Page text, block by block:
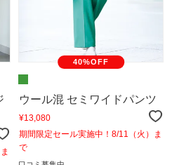
40%OFF
ウール混 セミワイドパンツ
¥13,080
期間限定セール実施中！8/11（火）ま
で